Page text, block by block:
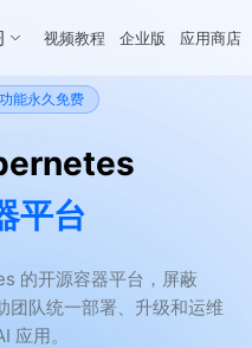
视频教程 企业版 应用商店
能永久免费
平台
的开源容器平台，屏蔽
团队统一部署、升级和运维
应用。